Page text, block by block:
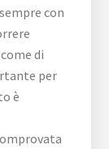
con
di
per
è